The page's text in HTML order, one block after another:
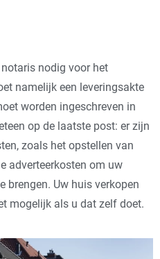
nodig voor het
namelijk een leveringsakte
worden ingeschreven in
op de laatste post: er zijn
zoals het opstellen van
adverteerkosten om uw
brengen. Uw huis verkopen
mogelijk als u dat zelf doet.